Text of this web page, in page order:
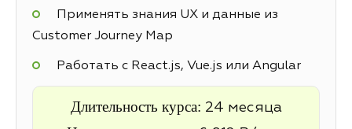
Применять знания UX и данные из
Customer Journey Map
Работать с React.js, Vue.js или Angular
Длительность курса: 24 месяца